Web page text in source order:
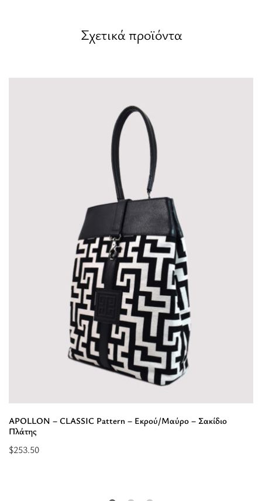
Σχετικά προϊόντα
APOLLON – CLASSIC Pattern – Εκρού/Μαύρο – Σακίδιο
Πλάτης
$253.50